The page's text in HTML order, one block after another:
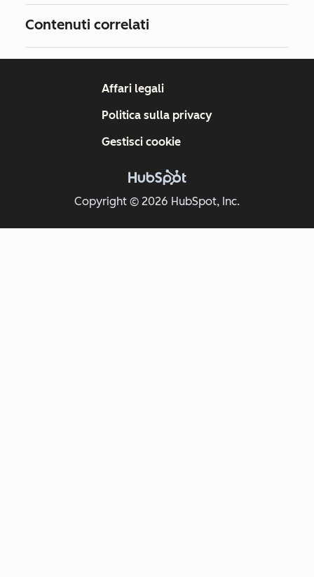
Contenuti correlati
Copyright © 2026 HubSpot, Inc.
Affari legali
Politica sulla privacy
Gestisci cookie